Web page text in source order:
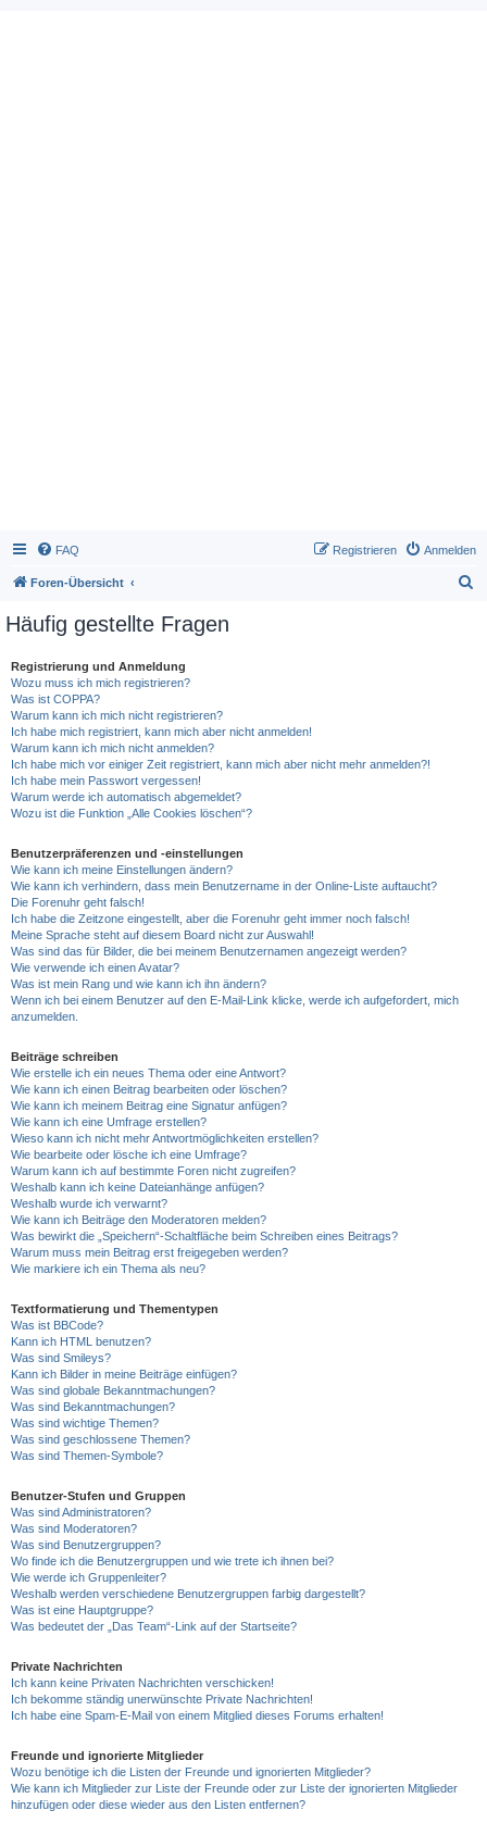
FAQ Anmelden
Registrieren
Foren-Übersicht
Häufig gestellte Fragen
Registrierung und Anmeldung
Wozu muss ich mich registrieren?
Was ist COPPA?
Warum kann ich mich nicht registrieren?
Ich habe mich registriert, kann mich aber nicht anmelden!
Warum kann ich mich nicht anmelden?
Ich habe mich vor einiger Zeit registriert, kann mich aber nicht mehr anmelden?!
Ich habe mein Passwort vergessen!
Warum werde ich automatisch abgemeldet?
Wozu ist die Funktion „Alle Cookies löschen“?
Benutzerpräferenzen und -einstellungen
Wie kann ich meine Einstellungen ändern?
Wie kann ich verhindern, dass mein Benutzername in der Online-Liste auftaucht?
Die Forenuhr geht falsch!
Ich habe die Zeitzone eingestellt, aber die Forenuhr geht immer noch falsch!
Meine Sprache steht auf diesem Board nicht zur Auswahl!
Was sind das für Bilder, die bei meinem Benutzernamen angezeigt werden?
Wie verwende ich einen Avatar?
Was ist mein Rang und wie kann ich ihn ändern?
Wenn ich bei einem Benutzer auf den E-Mail-Link klicke, werde ich aufgefordert, mich
anzumelden.
Beiträge schreiben
Wie erstelle ich ein neues Thema oder eine Antwort?
Wie kann ich einen Beitrag bearbeiten oder löschen?
Wie kann ich meinem Beitrag eine Signatur anfügen?
Wie kann ich eine Umfrage erstellen?
Wieso kann ich nicht mehr Antwortmöglichkeiten erstellen?
Wie bearbeite oder lösche ich eine Umfrage?
Warum kann ich auf bestimmte Foren nicht zugreifen?
Weshalb kann ich keine Dateianhänge anfügen?
Weshalb wurde ich verwarnt?
Wie kann ich Beiträge den Moderatoren melden?
Was bewirkt die „Speichern“-Schaltfläche beim Schreiben eines Beitrags?
Warum muss mein Beitrag erst freigegeben werden?
Wie markiere ich ein Thema als neu?
Textformatierung und Thementypen
Was ist BBCode?
Kann ich HTML benutzen?
Was sind Smileys?
Kann ich Bilder in meine Beiträge einfügen?
Was sind globale Bekanntmachungen?
Was sind Bekanntmachungen?
Was sind wichtige Themen?
Was sind geschlossene Themen?
Was sind Themen-Symbole?
Benutzer-Stufen und Gruppen
Was sind Administratoren?
Was sind Moderatoren?
Was sind Benutzergruppen?
Wo finde ich die Benutzergruppen und wie trete ich ihnen bei?
Wie werde ich Gruppenleiter?
Weshalb werden verschiedene Benutzergruppen farbig dargestellt?
Was ist eine Hauptgruppe?
Was bedeutet der „Das Team“-Link auf der Startseite?
Private Nachrichten
Ich kann keine Privaten Nachrichten verschicken!
Ich bekomme ständig unerwünschte Private Nachrichten!
Ich habe eine Spam-E-Mail von einem Mitglied dieses Forums erhalten!
Freunde und ignorierte Mitglieder
Wozu benötige ich die Listen der Freunde und ignorierten Mitglieder?
Wie kann ich Mitglieder zur Liste der Freunde oder zur Liste der ignorierten Mitglieder
hinzufügen oder diese wieder aus den Listen entfernen?